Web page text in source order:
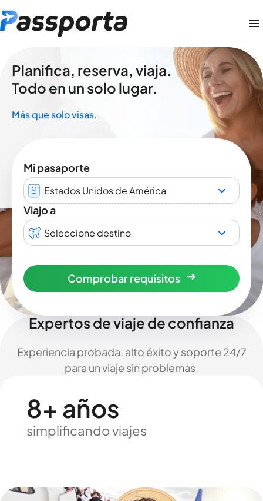
Planifica, reserva, viaja.
Todo en un solo lugar.
Más que solo visas.
Mi pasaporte
Estados Unidos de América
Viajo a
Seleccione destino
Comprobar requisitos
Expertos de viaje de confianza
Experiencia probada, alto éxito y soporte 24/7
para un viaje sin problemas.
8+ años
simplificando viajes